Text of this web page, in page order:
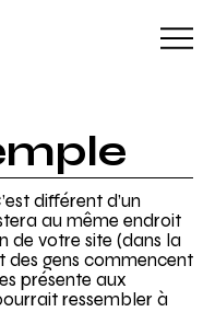
différent d’un
au même endroit
de votre site (dans la
gens commencent
présente aux
ressembler à